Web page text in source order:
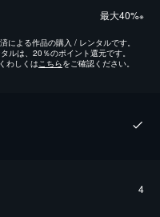
最⼤40%※
による作品の購入 / レンタルです。
ルは、20％のポイント還元です。
わしくはこちらをご確認ください。
4